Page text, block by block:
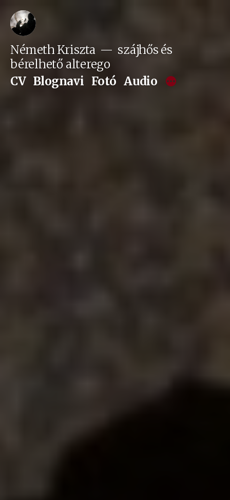
Tartalomhoz
Németh Kriszta
szájhős és
bérelhető alterego
CV Blognavi Fotó Audio